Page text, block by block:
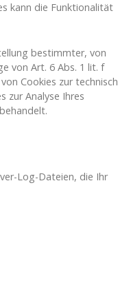
kann die Funktionalität
bestimmter, von
von Art. 6 Abs. 1 lit. f
Cookies zur technisch
zur Analyse Ihres
Log-Dateien, die Ihr